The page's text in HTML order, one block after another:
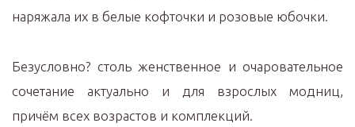
наряжала их в белые кофточки и розовые юбочки.
Безусловно? столь женственное и очаровательное
сочетание актуально и для взрослых модниц,
причём всех возрастов и комплекций.